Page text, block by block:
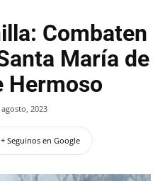
Combaten
María de
Hermoso
agosto, 2023
+ Seguinos en Google